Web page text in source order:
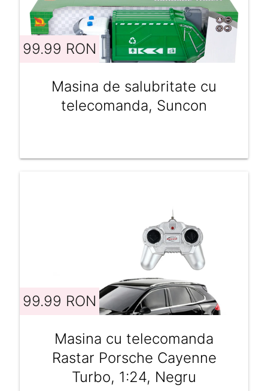
99.99 RON
Masina de salubritate cu
telecomanda, Suncon
99.99 RON
Masina cu telecomanda
Rastar Porsche Cayenne
Turbo, 1:24, Negru